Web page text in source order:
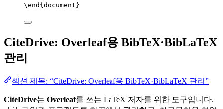
\end { document }
CiteDrive: Overleaf용 BibTeX·BibLaTeX
관리
섹션 제목: “CiteDrive: Overleaf용 BibTeX·BibLaTeX 관리”
CiteDrive는 Overleaf를 쓰는 LaTeX 저자를 위한 도구입니다.